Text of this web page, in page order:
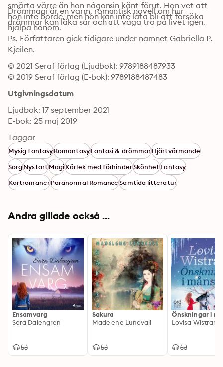
smärta värre än hon någonsin känt förut. Hon vet att
hon inte borde, men hon kan inte låta bli att försöka
hjälpa honom.
Drömmagi är en varm, romantisk novell om hur
drömmar kan läka sår och att våga tro på livet igen.
Ps. Författaren gick tidigare under namnet Gabriella P.
Kjeilen.
© 2021 Seraf förlag (Ljudbok): 9789188487933
© 2019 Seraf förlag (E-bok): 9789188487483
Utgivningsdatum
Ljudbok: 17 september 2021
E-bok: 25 maj 2019
Taggar
Mysig fantasyRomantasyFantasi & drömmarHjärtvärmande
SorgNystartMagiKärlek med förhinderSkönhetFantasy
KortromanerParanormal RomanceSamtida litteratur
Andra gillade också ...
Ensamvarg
Sara Dalengren
Sakura
Madelene Lundvall
Önskningar i
Lovisa Wistrand